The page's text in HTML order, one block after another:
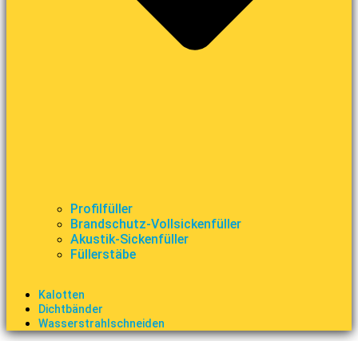
Profilfüller
Brandschutz-Vollsickenfüller
Akustik-Sickenfüller
Füllerstäbe
Kalotten
Dichtbänder
Wasserstrahlschneiden